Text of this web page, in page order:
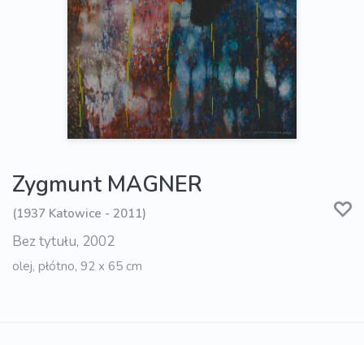
Zygmunt MAGNER
(1937 Katowice - 2011)
Bez tytułu, 2002
olej, płótno, 92 x 65 cm